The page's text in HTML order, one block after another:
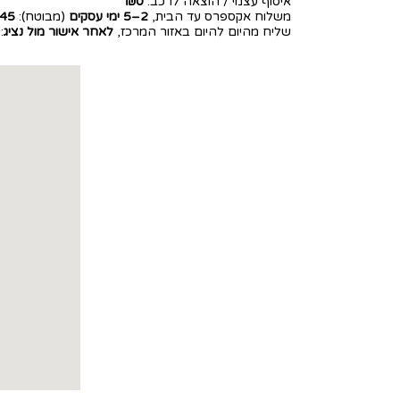
משלוח אקספרס עד הבית, 2–5 ימי עסקים (מבוטח):
שליח מהיום להיום באזור המרכז, לאחר אישור מול נציג: